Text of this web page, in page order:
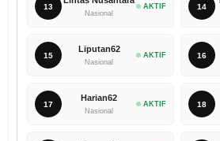
13
Nasional
AKTIF 14
15
Liputan62
Nasional
AKTIF 16
17
Harian62
Nasional
AKTIF 18